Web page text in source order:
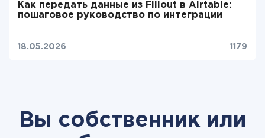
Как передать данные из Fillout в Airtable:
пошаговое руководство по интеграции
18.05.2026 1179
Вы собственник или